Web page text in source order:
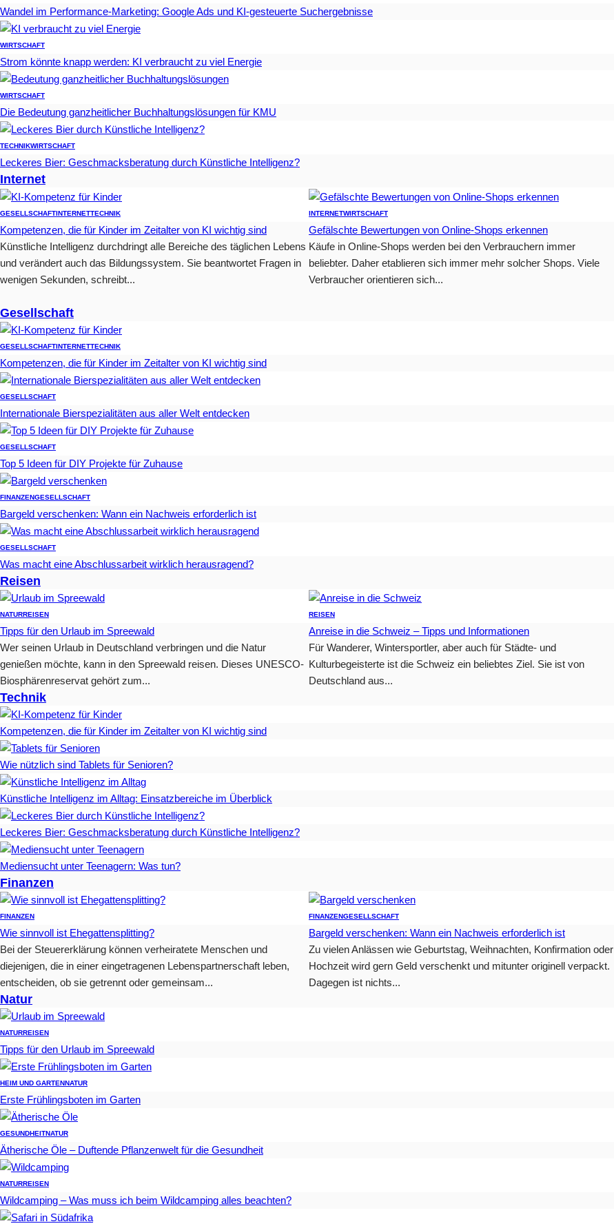
Wandel im Performance-Marketing: Google Ads und KI-gesteuerte Suchergebnisse
WIRTSCHAFT
Strom könnte knapp werden: KI verbraucht zu viel Energie
WIRTSCHAFT
Die Bedeutung ganzheitlicher Buchhaltungslösungen für KMU
TECHNIKWIRTSCHAFT
Leckeres Bier: Geschmacksberatung durch Künstliche Intelligenz?
Internet
GESELLSCHAFTINTERNETTECHNIK
Kompetenzen, die für Kinder im Zeitalter von KI wichtig sind
Künstliche Intelligenz durchdringt alle Bereiche des täglichen Lebens
und verändert auch das Bildungssystem. Sie beantwortet Fragen in
wenigen Sekunden, schreibt...
INTERNETWIRTSCHAFT
Gefälschte Bewertungen von Online-Shops erkennen
Käufe in Online-Shops werden bei den Verbrauchern immer
beliebter. Daher etablieren sich immer mehr solcher Shops. Viele
Verbraucher orientieren sich...
Gesellschaft
GESELLSCHAFTINTERNETTECHNIK
Kompetenzen, die für Kinder im Zeitalter von KI wichtig sind
GESELLSCHAFT
Internationale Bierspezialitäten aus aller Welt entdecken
GESELLSCHAFT
Top 5 Ideen für DIY Projekte für Zuhause
FINANZENGESELLSCHAFT
Bargeld verschenken: Wann ein Nachweis erforderlich ist
GESELLSCHAFT
Was macht eine Abschlussarbeit wirklich herausragend?
Reisen
NATURREISEN
Tipps für den Urlaub im Spreewald
Wer seinen Urlaub in Deutschland verbringen und die Natur
genießen möchte, kann in den Spreewald reisen. Dieses UNESCO-
Biosphärenreservat gehört zum...
REISEN
Anreise in die Schweiz – Tipps und Informationen
Für Wanderer, Wintersportler, aber auch für Städte- und
Kulturbegeisterte ist die Schweiz ein beliebtes Ziel. Sie ist von
Deutschland aus...
Technik
Kompetenzen, die für Kinder im Zeitalter von KI wichtig sind
Wie nützlich sind Tablets für Senioren?
Künstliche Intelligenz im Alltag: Einsatzbereiche im Überblick
Leckeres Bier: Geschmacksberatung durch Künstliche Intelligenz?
Mediensucht unter Teenagern: Was tun?
Finanzen
FINANZEN
Wie sinnvoll ist Ehegattensplitting?
Bei der Steuererklärung können verheiratete Menschen und
diejenigen, die in einer eingetragenen Lebenspartnerschaft leben,
entscheiden, ob sie getrennt oder gemeinsam...
FINANZENGESELLSCHAFT
Bargeld verschenken: Wann ein Nachweis erforderlich ist
Zu vielen Anlässen wie Geburtstag, Weihnachten, Konfirmation oder
Hochzeit wird gern Geld verschenkt und mitunter originell verpackt.
Dagegen ist nichts...
Natur
NATURREISEN
Tipps für den Urlaub im Spreewald
HEIM UND GARTENNATUR
Erste Frühlingsboten im Garten
GESUNDHEITNATUR
Ätherische Öle – Duftende Pflanzenwelt für die Gesundheit
NATURREISEN
Wildcamping – Was muss ich beim Wildcamping alles beachten?